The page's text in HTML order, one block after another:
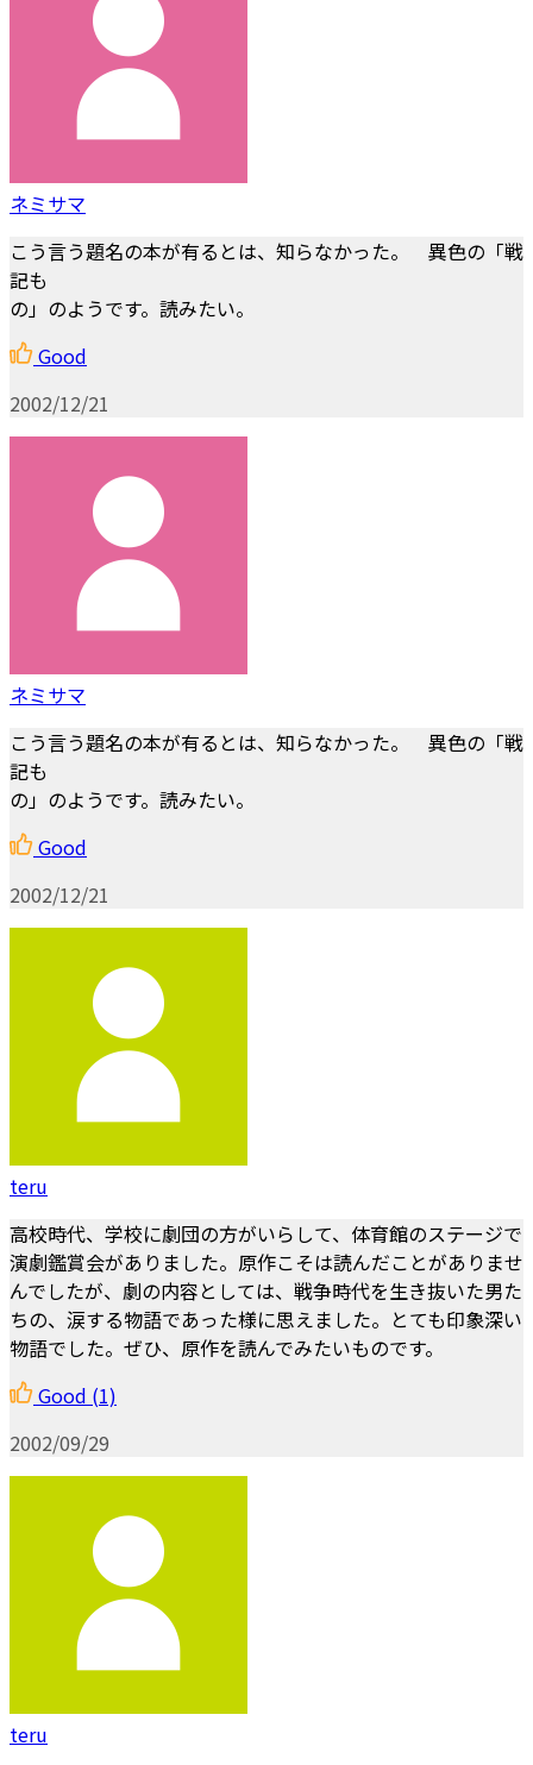
ネミサマ
こう言う題名の本が有るとは、知らなかった。 異色の「戦
記も
の」のようです。読みたい。
Good
2002/12/21
ネミサマ
こう言う題名の本が有るとは、知らなかった。 異色の「戦
記も
の」のようです。読みたい。
Good
2002/12/21
teru
高校時代、学校に劇団の方がいらして、体育館のステージで
演劇鑑賞会がありました。原作こそは読んだことがありませ
んでしたが、劇の内容としては、戦争時代を生き抜いた男た
ちの、涙する物語であった様に思えました。とても印象深い
物語でした。ぜひ、原作を読んでみたいものです。
Good (1)
2002/09/29
teru